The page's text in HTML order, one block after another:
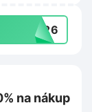
3426
na nákup